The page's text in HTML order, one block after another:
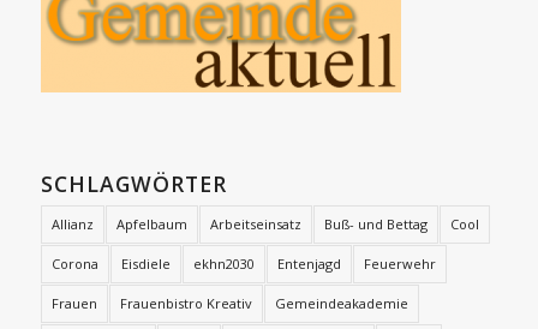
SCHLAGWÖRTER
Allianz Apfelbaum Arbeitseinsatz Buß- und Bettag Cool
Corona Eisdiele ekhn2030 Entenjagd Feuerwehr
Frauen Frauenbistro Kreativ Gemeindeakademie